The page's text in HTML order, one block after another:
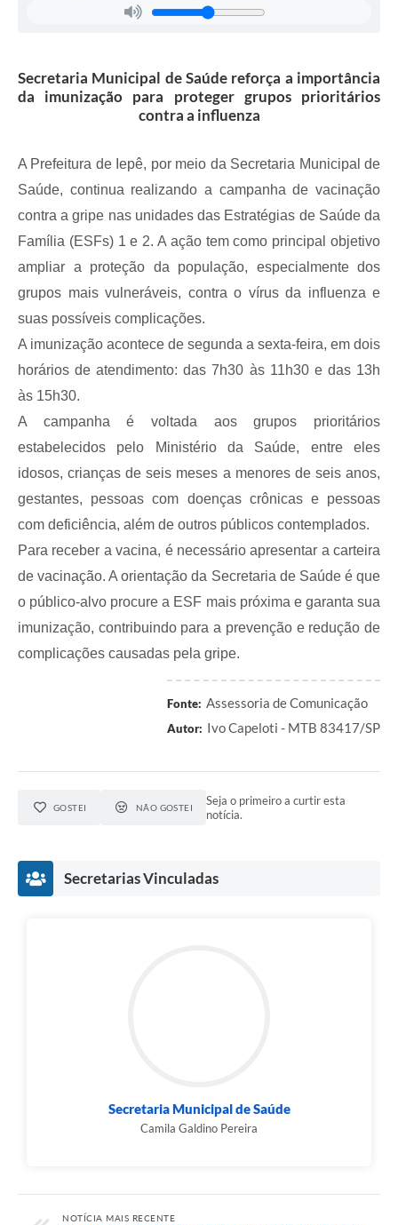
Contratos
Secretarias
Links
Telefones Úteis
A Prefeitura
Diário Oficial
Secretaria Municipal de Saúde reforça a importância
da imunização para proteger grupos prioritários
contra a influenza
A Prefeitura de Iepê, por meio da Secretaria Municipal de
Saúde, continua realizando a campanha de vacinação
contra a gripe nas unidades das Estratégias de Saúde da
Família (ESFs) 1 e 2. A ação tem como principal objetivo
ampliar a proteção da população, especialmente dos
grupos mais vulneráveis, contra o vírus da influenza e
suas possíveis complicações.
A imunização acontece de segunda a sexta-feira, em dois
horários de atendimento: das 7h30 às 11h30 e das 13h
às 15h30.
A campanha é voltada aos grupos prioritários
estabelecidos pelo Ministério da Saúde, entre eles
idosos, crianças de seis meses a menores de seis anos,
gestantes, pessoas com doenças crônicas e pessoas
com deficiência, além de outros públicos contemplados.
Para receber a vacina, é necessário apresentar a carteira
de vacinação. A orientação da Secretaria de Saúde é que
o público-alvo procure a ESF mais próxima e garanta sua
imunização, contribuindo para a prevenção e redução de
complicações causadas pela gripe.
Fonte: Assessoria de Comunicação
Autor: Ivo Capeloti - MTB 83417/SP
GOSTEI NÃO GOSTEI
Seja o primeiro a curtir esta
notícia.
Secretarias Vinculadas
Secretaria Municipal de Saúde
Camila Galdino Pereira
NOTÍCIA MAIS RECENTE